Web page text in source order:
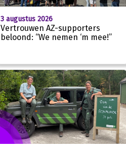
3 augustus 2026
Vertrouwen AZ-supporters
beloond: “We nemen ‘m mee!”